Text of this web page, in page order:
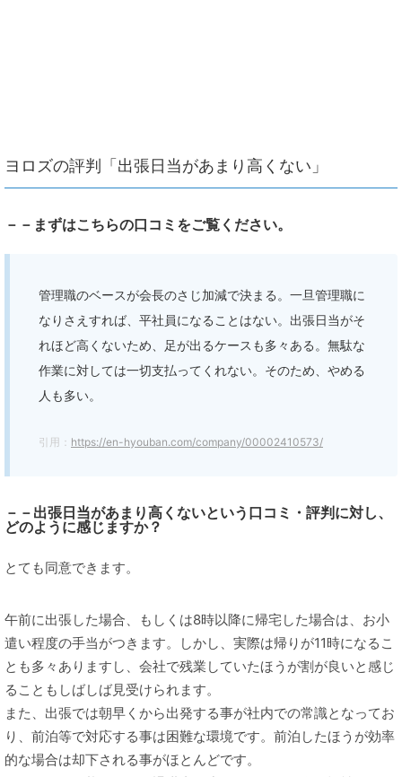
ヨロズの評判「出張日当があまり高くない」
－－まずはこちらの口コミをご覧ください。
管理職のベースが会長のさじ加減で決まる。一旦管理職に
なりさえすれば、平社員になることはない。出張日当がそ
れほど高くないため、足が出るケースも多々ある。無駄な
作業に対しては一切支払ってくれない。そのため、やめる
人も多い。
引用： https://en-hyouban.com/company/00002410573/
－－出張日当があまり高くないという口コミ・評判に対し、
どのように感じますか？
とても同意できます。
午前に出張した場合、もしくは8時以降に帰宅した場合は、お小
遣い程度の手当がつきます。しかし、実際は帰りが11時になるこ
とも多々ありますし、会社で残業していたほうが割が良いと感じ
ることもしばしば見受けられます。
また、出張では朝早くから出発する事が社内での常識となってお
り、前泊等で対応する事は困難な環境です。前泊したほうが効率
的な場合は却下される事がほとんどです。